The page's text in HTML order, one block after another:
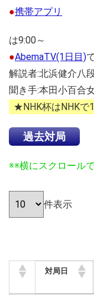
●携帯アプリ
は9:00～
●AbemaTV(1日目)
解説者:北浜健介八
聞き手:本田小百合
★NHK杯はNHKで
過去対局
※※横にスクロール
件表示
対局日